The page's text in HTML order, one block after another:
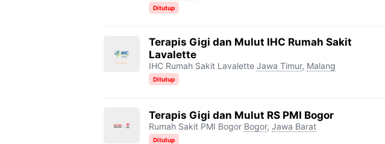
Ditutup
Terapis Gigi dan Mulut IHC Rumah Sakit
Lavalette
IHC Rumah Sakit Lavalette Jawa Timur, Malang
Ditutup
Terapis Gigi dan Mulut RS PMI Bogor
Rumah Sakit PMI Bogor Bogor, Jawa Barat
Ditutup